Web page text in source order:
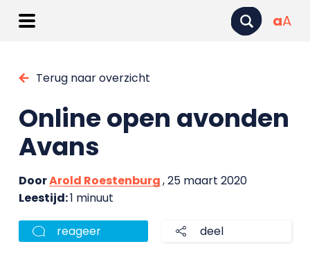
aA
Terug naar overzicht
Online open avonden
Avans
DoorArold Roestenburg, 25 maart 2020
Leestijd:1 minuut
reageer deel